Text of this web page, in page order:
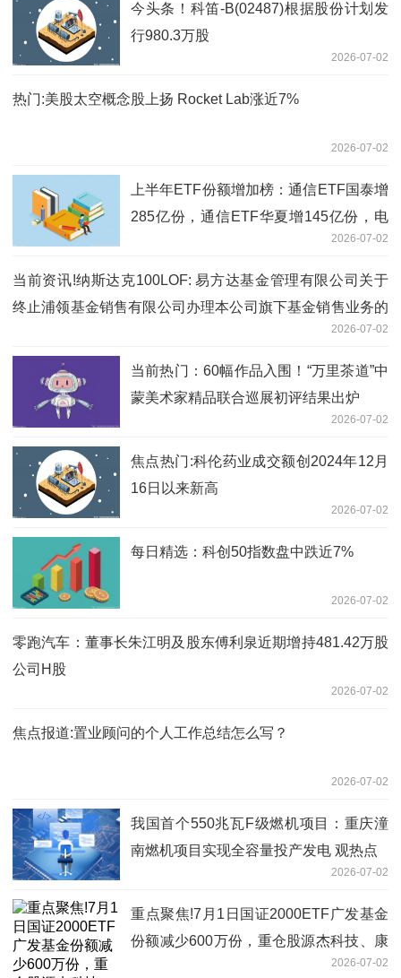
今头条！科笛-B(02487)根据股份计划发
行980.3万股
2026-07-02
热门:美股太空概念股上扬 Rocket Lab涨近7%
2026-07-02
上半年ETF份额增加榜：通信ETF国泰增
285亿份，通信ETF华夏增145亿份，电
网设备ETF国泰份额增18倍（名单）_今
2026-07-02
当前资讯!纳斯达克100LOF: 易方达基金管理有限公司关于
终止浦领基金销售有限公司办理本公司旗下基金销售业务的
2026-07-02
当前热门：60幅作品入围！“万里茶道”中
蒙美术家精品联合巡展初评结果出炉
2026-07-02
焦点热门:科伦药业成交额创2024年12月
16日以来新高
2026-07-02
每日精选：科创50指数盘中跌近7%
2026-07-02
零跑汽车：董事长朱江明及股东傅利泉近期增持481.42万股
公司H股
2026-07-02
焦点报道:置业顾问的个人工作总结怎么写？
2026-07-02
我国首个550兆瓦F级燃机项目：重庆潼
南燃机项目实现全容量投产发电 观热点
2026-07-02
重点聚焦!7月1日国证2000ETF广发基金
份额减少600万份，重仓股源杰科技、康
2026-07-02